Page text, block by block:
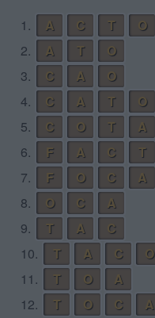
1.
A C T
O
2.
A T
O
3.
C A
O
4.
C A T
O
5.
C O T
A
6.
F A C T
7.
F O C
A
8.
O C
A
9.
T A
C
10.
T A C
O
11.
T O
A
12.
T O C A